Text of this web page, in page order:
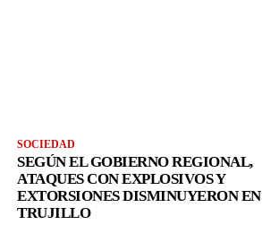
SOCIEDAD
SEGÚN EL GOBIERNO REGIONAL,
ATAQUES CON EXPLOSIVOS Y
EXTORSIONES DISMINUYERON EN
TRUJILLO